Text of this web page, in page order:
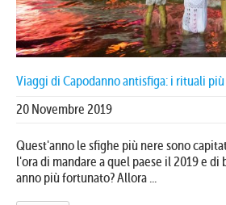
Viaggi di Capodanno antisfiga: i rituali
20 Novembre 2019
Quest'anno le sfighe più nere sono
l'ora di mandare a quel paese il 2019 e di
anno più fortunato? Allora ...